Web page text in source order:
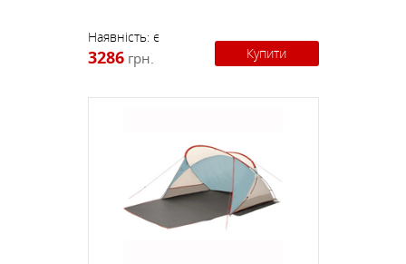
Наявність: є
3286 грн. Купити